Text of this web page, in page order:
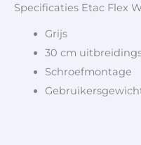
Specificaties Etac Flex
Grijs
30 cm
Schroefmontage